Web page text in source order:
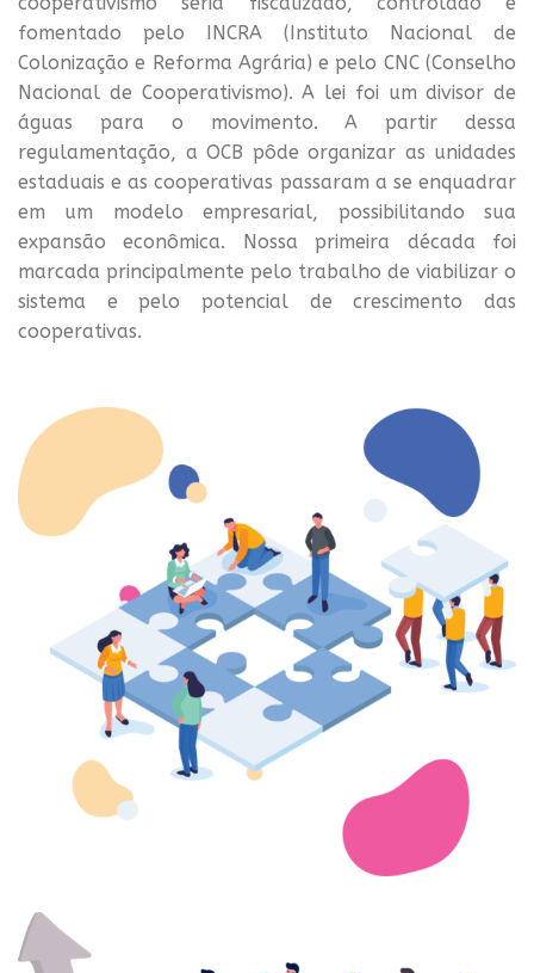
fomentado pelo INCRA (Instituto Nacional de
Colonização e Reforma Agrária) e pelo CNC (Conselho
Nacional de Cooperativismo). A lei foi um divisor de
águas para o movimento. A partir dessa
regulamentação, a OCB pôde organizar as unidades
estaduais e as cooperativas passaram a se enquadrar
em um modelo empresarial, possibilitando sua
expansão econômica. Nossa primeira década foi
marcada principalmente pelo trabalho de viabilizar o
sistema e pelo potencial de crescimento das
cooperativas.